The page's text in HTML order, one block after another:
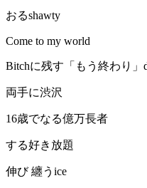
おるshawty
Come to my world
Bitchに残す「もう終わり」
両手に渋沢
16歳でなる億万長者
する好き放題
伸び 纏うice